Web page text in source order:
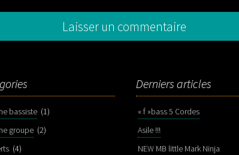
bassiste (1)
groupe (2)
(4)
Derniers articles
« f »bass 5 Cordes
Asile !!!
NEW MB little Mark Ninja